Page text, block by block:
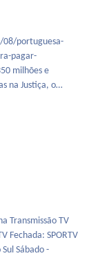
portuguesa-
pagar-
na Justiça, o
alugar a
além de
mil. O dinhe…